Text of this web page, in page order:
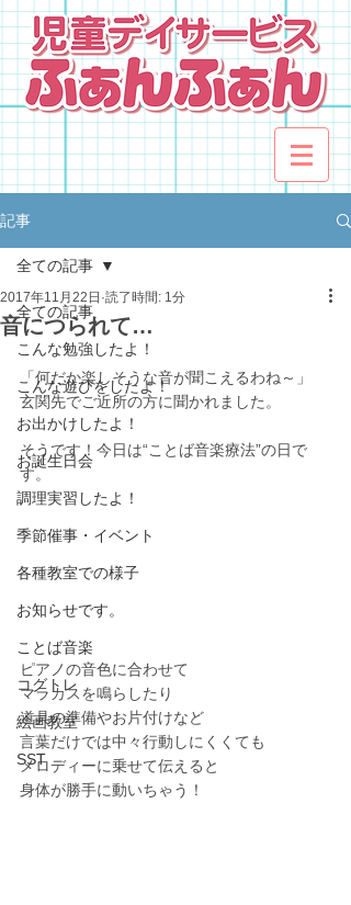
記事
全ての記事
こんな勉強したよ！
こんな遊びをしたよ！
お出かけしたよ！
お誕生日会
調理実習したよ！
季節催事・イベント
各種教室での様子
お知らせです。
ことば音楽
コグトレ
絵画教室
SST
全ての記事
音につられて…
2017年11月22日 読了時間: 1分
「何だか楽しそうな音が聞こえるわね～」
玄関先でご近所の方に聞かれました。
そうです！今日は“ことば音楽療法”の日で
す。
ピアノの音色に合わせて
マラカスを鳴らしたり
道具の準備やお片付けなど
言葉だけでは中々行動しにくくても
メロディーに乗せて伝えると
身体が勝手に動いちゃう！